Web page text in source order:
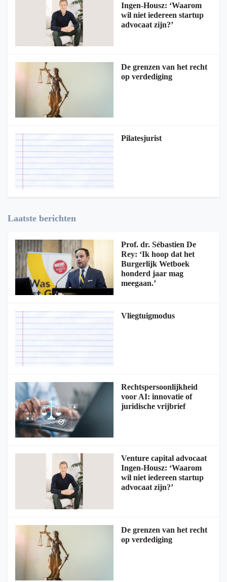
Ingen-Housz: ‘Waarom
wil niet iedereen startup
advocaat zijn?’
De grenzen van het recht
op verdediging
Pilatesjurist
Laatste berichten
Prof. dr. Sébastien De
Rey: ‘Ik hoop dat het
Burgerlijk Wetboek
honderd jaar mag
meegaan.’
Vliegtuigmodus
Rechtspersoonlijkheid
voor AI: innovatie of
juridische vrijbrief
Venture capital advocaat
Ingen-Housz: ‘Waarom
wil niet iedereen startup
advocaat zijn?’
De grenzen van het recht
op verdediging